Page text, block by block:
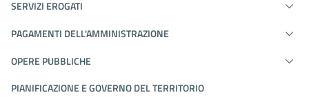
SERVIZI EROGATI
PAGAMENTI DELL'AMMINISTRAZIONE
OPERE PUBBLICHE
PIANIFICAZIONE E GOVERNO DEL TERRITORIO